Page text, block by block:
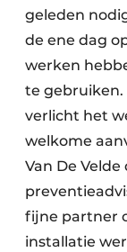
geleden
de ene dag
werken
te gebruiken.
verlicht het
welkome
Van De Velde
fijne partner
installatie